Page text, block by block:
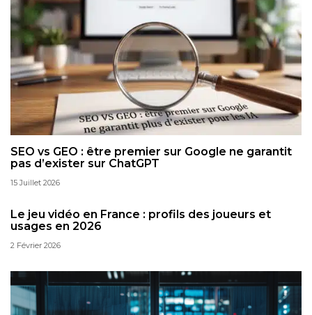
SEO vs GEO : être premier sur Google ne garantit
pas d’exister sur ChatGPT
15 Juillet 2026
Le jeu vidéo en France : profils des joueurs et
usages en 2026
2 Février 2026